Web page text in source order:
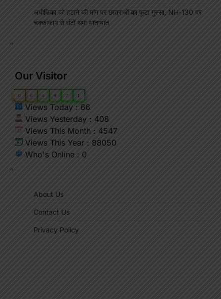
अधीक्षिका को हटाने की मांग पर छात्राओं का फूटा गुस्सा, NH-130 पर
चक्काजाम से घंटों थमा यातायात
"
Our Visitor
0 6 5 9 7 1
Views Today : 66
Views Yesterday : 408
Views This Month : 4547
Views This Year : 88050
Who's Online : 0
"
About Us
Contact Us
Privacy Policy